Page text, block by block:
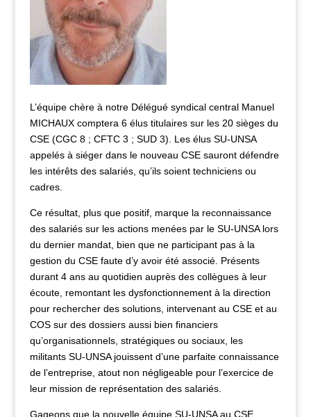
L’équipe chère à notre Délégué syndical central Manuel
MICHAUX comptera 6 élus titulaires sur les 20 sièges du
CSE (CGC 8 ; CFTC 3 ; SUD 3). Les élus SU-UNSA
appelés à siéger dans le nouveau CSE sauront défendre
les intérêts des salariés, qu’ils soient techniciens ou
cadres.
Ce résultat, plus que positif, marque la reconnaissance
des salariés sur les actions menées par le SU-UNSA lors
du dernier mandat, bien que ne participant pas à la
gestion du CSE faute d’y avoir été associé. Présents
durant 4 ans au quotidien auprès des collègues à leur
écoute, remontant les dysfonctionnement à la direction
pour rechercher des solutions, intervenant au CSE et au
COS sur des dossiers aussi bien financiers
qu’organisationnels, stratégiques ou sociaux, les
militants SU-UNSA jouissent d’une parfaite connaissance
de l’entreprise, atout non négligeable pour l’exercice de
leur mission de représentation des salariés.
Gageons que la nouvelle équipe SU-UNSA au CSE